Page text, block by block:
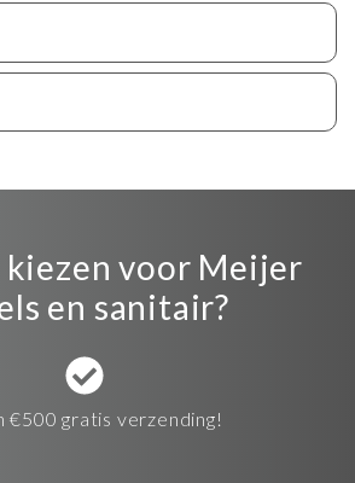
kiezen voor Meijer
en sanitair?
€500 gratis verzending!